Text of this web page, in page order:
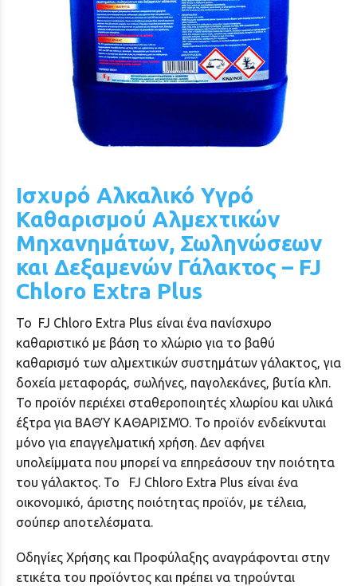
Ισχυρό Αλκαλικό Υγρό
Καθαρισμού Αλμεχτικών
Μηχανημάτων, Σωληνώσεων
και Δεξαμενών Γάλακτος – FJ
Chloro Extra Plus
Το FJ Chloro Extra Plus είναι ένα πανίσχυρο
καθαριστικό με βάση το χλώριο για το βαθύ
καθαρισμό των αλμεχτικών συστημάτων γάλακτος, για
δοχεία μεταφοράς, σωλήνες, παγολεκάνες, βυτία κλπ.
Το προϊόν περιέχει σταθεροποιητές χλωρίου και υλικά
έξτρα για ΒΑΘΎ ΚΑΘΑΡΙΣΜΌ. Το προϊόν ενδείκνυται
μόνο για επαγγελματική χρήση. Δεν αφήνει
υπολείμματα που μπορεί να επηρεάσουν την ποιότητα
του γάλακτος. Το FJ Chloro Extra Plus είναι ένα
οικονομικό, άριστης ποιότητας προϊόν, με τέλεια,
σούπερ αποτελέσματα.
Οδηγίες Χρήσης και Προφύλαξης αναγράφονται στην
ετικέτα του προϊόντος και πρέπει να τηρούνται